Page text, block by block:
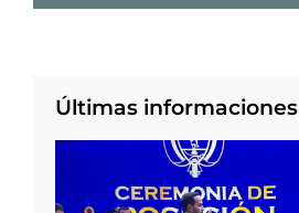
Últimas informaciones